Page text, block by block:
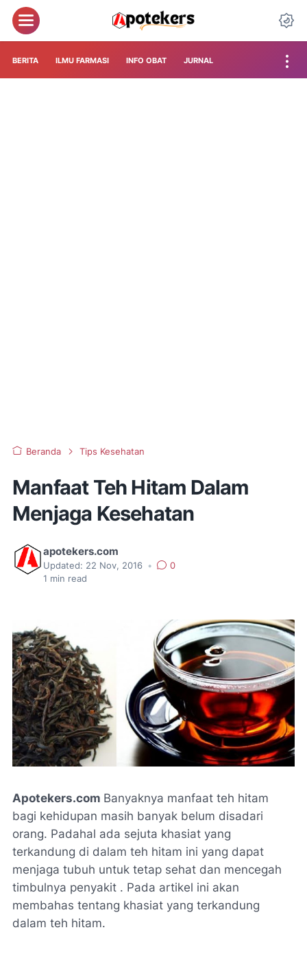
BERITA ILMU FARMASI INFO OBAT JURNAL
Beranda Tips Kesehatan
Manfaat Teh Hitam Dalam
Menjaga Kesehatan
apotekers.com
Updated: 22 Nov, 2016 •
0
1 min read
Apotekers.com Banyaknya manfaat teh hitam
bagi kehidupan masih banyak belum disadari
orang. Padahal ada sejuta khasiat yang
terkandung di dalam teh hitam ini yang dapat
menjaga tubuh untuk tetap sehat dan mencegah
timbulnya penyakit . Pada artikel ini akan
membahas tentang khasiat yang terkandung
dalam teh hitam.